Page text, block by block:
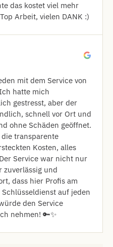
das kostet viel mehr
Arbeit, vielen DANK :)
mit dem Service von
hatte mich
gestresst, aber der
schnell vor Ort und
ohne Schäden geöffnet.
transparente
Kosten, alles
Service war nicht nur
zuverlässig und
dass hier Profis am
auf jeden
den Service
nehmen! 🔑✨